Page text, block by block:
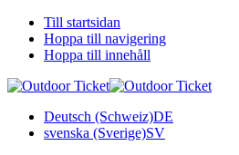
Till startsidan
Hoppa till navigering
Hoppa till innehåll
Deutsch (Schweiz)DE
svenska (Sverige)SV